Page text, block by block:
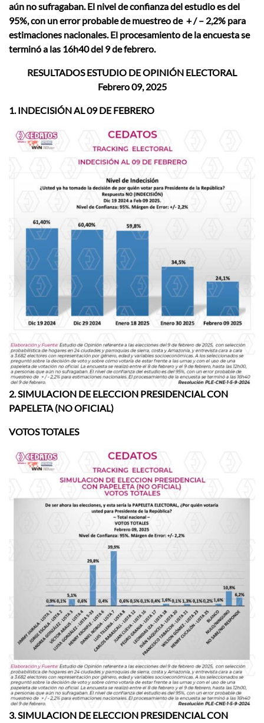
aún no sufragaban. El nivel de confianza del estudio es del
95%, con un error probable de muestreo de + / – 2,2% para
estimaciones nacionales. El procesamiento de la encuesta se
terminó a las 16h40 del 9 de febrero.
RESULTADOS ESTUDIO DE OPINIÓN ELECTORAL
Febrero 09, 2025
1. INDECISIÓN AL 09 DE FEBRERO
2.SIMULACION DE ELECCION PRESIDENCIAL CON
PAPELETA (NO OFICIAL)
VOTOS TOTALES
3. SIMULACION DE ELECCION PRESIDENCIAL CON